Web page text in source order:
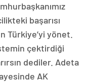
başarısı
Türkiye’yi yönet.
çektirdiği
dediler. Adeta
AK